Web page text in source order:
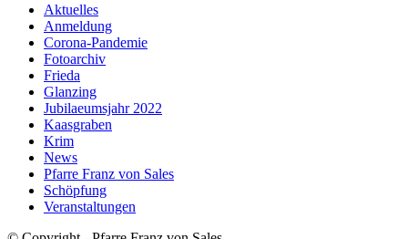
Aktuelles
Anmeldung
Corona-Pandemie
Fotoarchiv
Frieda
Glanzing
Jubilaeumsjahr 2022
Kaasgraben
Krim
News
Pfarre Franz von Sales
Schöpfung
Veranstaltungen